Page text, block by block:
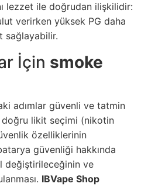
lezzet ile doğrudan ilişkilidir:
verirken yüksek PG daha
sağlayabilir.
İçin smoke
adımlar güvenli ve tatmin
doğru likit seçimi (nikotin
özelliklerinin
güvenliği hakkında
değiştirileceğinin ve
IBVape Shop